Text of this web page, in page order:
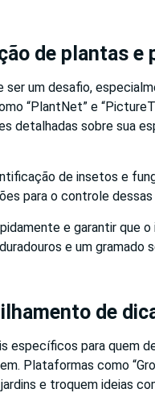
de plantas e
um desafio,
“PlantNet” e
detalhadas sobre sua
de insetos e
para o controle dessas
e garantir que
e um gramado
de
específicos para quem
Plataformas como
e troquem ideias